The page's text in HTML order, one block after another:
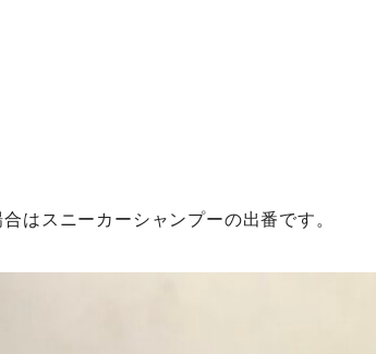
はスニーカーシャンプーの出番です。